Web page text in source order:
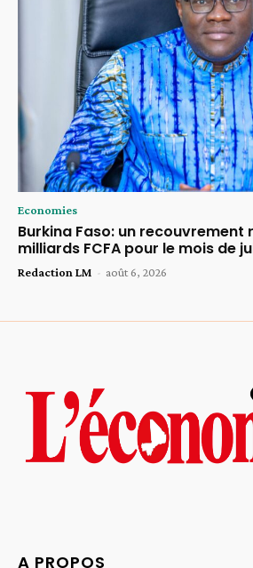
Economies
Burkina Faso: un recouvrement
milliards FCFA pour le mois de
Redaction LM - août 6, 2026
A PROPOS